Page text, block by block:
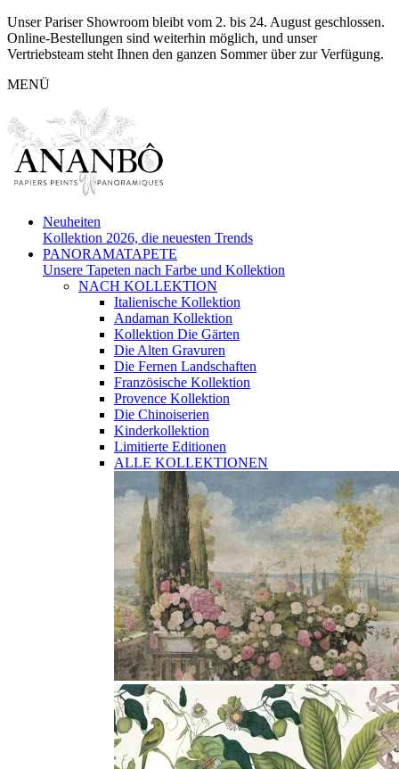
Unser Pariser Showroom bleibt vom 2. bis 24. August geschlossen.
Online-Bestellungen sind weiterhin möglich, und unser
Vertriebsteam steht Ihnen den ganzen Sommer über zur Verfügung.
MENÜ
Neuheiten
Kollektion 2026, die neuesten Trends
PANORAMATAPETE
Unsere Tapeten nach Farbe und Kollektion
NACH KOLLEKTION
Italienische Kollektion
Andaman Kollektion
Kollektion Die Gärten
Die Alten Gravuren
Die Fernen Landschaften
Französische Kollektion
Provence Kollektion
Die Chinoiserien
Kinderkollektion
Limitierte Editionen
ALLE KOLLEKTIONEN